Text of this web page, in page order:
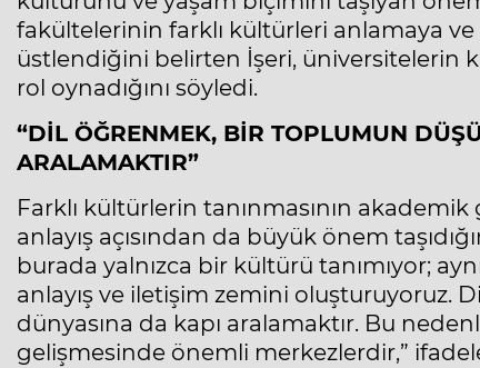
fakültelerinin farklı kültürleri anlamaya
üstlendiğini belirten İşeri, üniversitelerin
rol oynadığını söyledi.
“DİL ÖĞRENMEK, BİR TOPLUMUN
ARALAMAKTIR”
Farklı kültürlerin tanınmasının akademik
anlayış açısından da büyük önem
burada yalnızca bir kültürü tanımıyor;
anlayış ve iletişim zemini oluşturuyoruz.
dünyasına da kapı aralamaktır. Bu
gelişmesinde önemli merkezlerdir,”